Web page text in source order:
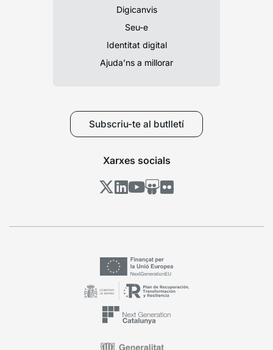
Digicanvis
Seu-e
Identitat digital
Ajuda’ns a millorar
Subscriu-te al butlletí
Xarxes socials